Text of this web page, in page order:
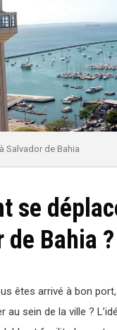
Salvador de Bahia
se
de Bahia ?
êtes arrivé à bon
au sein de la ville ?